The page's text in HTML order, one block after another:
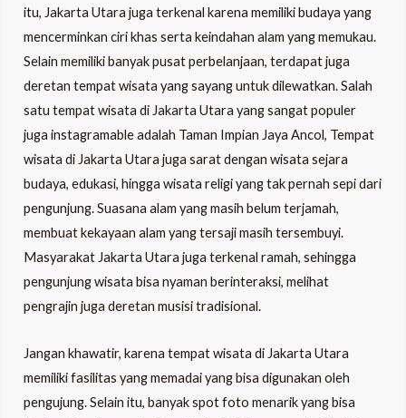
itu, Jakarta Utara juga terkenal karena memiliki budaya yang
mencerminkan ciri khas serta keindahan alam yang memukau.
Selain memiliki banyak pusat perbelanjaan, terdapat juga
deretan tempat wisata yang sayang untuk dilewatkan. Salah
satu tempat wisata di Jakarta Utara yang sangat populer
juga instagramable adalah Taman Impian Jaya Ancol, Tempat
wisata di Jakarta Utara juga sarat dengan wisata sejara
budaya, edukasi, hingga wisata religi yang tak pernah sepi dari
pengunjung. Suasana alam yang masih belum terjamah,
membuat kekayaan alam yang tersaji masih tersembuyi.
Masyarakat Jakarta Utara juga terkenal ramah, sehingga
pengunjung wisata bisa nyaman berinteraksi, melihat
pengrajin juga deretan musisi tradisional.
Jangan khawatir, karena tempat wisata di Jakarta Utara
memiliki fasilitas yang memadai yang bisa digunakan oleh
pengujung. Selain itu, banyak spot foto menarik yang bisa